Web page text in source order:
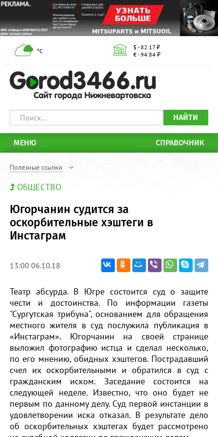
°С
$ - 82.17 ₽
€ - 94.84 ₽
НАЙТИ
МЕНЮ СПРАВОЧНИК
Полезные ссылки
ОБЩЕСТВО
Югорчанин судится за
оскорбительные хэштеги в
Инстаграм
13:00 06.10.18
Театр абсурда. В Югре состоится суд о защите
чести и достоинства. По информации газеты
"Сургутская трибуна", основанием для обращения
местного жителя в суд послужила публикация в
«Инстаграм». Югорчанин на своей странице
выложил фотографию истца и сделал несколько,
по его мнению, обидных хэштегов. Пострадавший
счел их оскорбительными и обратился в суд с
гражданским иском. Заседание состоится на
следующей неделе. Известно, что оно будет не
первым по данному делу. Суд первой инстанции в
удовлетворении иска отказал. В результате дело
об оскорбительных хэштегах будет рассмотрено